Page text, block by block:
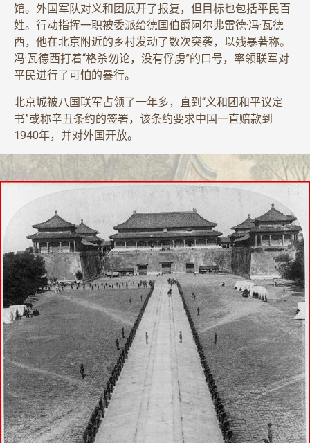
馆。外国军队对义和团展开了报复，但目标也包括平民百
姓。行动指挥一职被委派给德国伯爵阿尔弗雷德·冯·瓦德
西，他在北京附近的乡村发动了数次突袭，以残暴著称。
冯·瓦德西打着“格杀勿论，没有俘虏”的口号，率领联军对
平民进行了可怕的暴行。
北京城被八国联军占领了一年多，直到“义和团和平议定
书”或称辛丑条约的签署，该条约要求中国一直赔款到
1940年，并对外国开放。